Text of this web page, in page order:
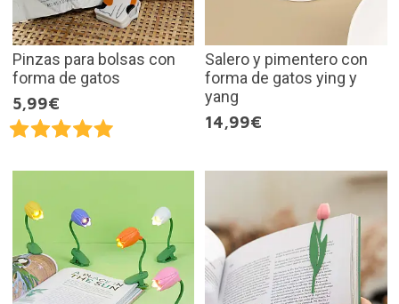
Pinzas para bolsas con
forma de gatos
5,99€
Salero y pimentero con
forma de gatos ying y
yang
14,99€